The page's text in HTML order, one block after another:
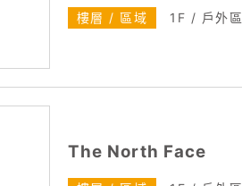
樓層 / 區域 1F / 戶外區
The North Face